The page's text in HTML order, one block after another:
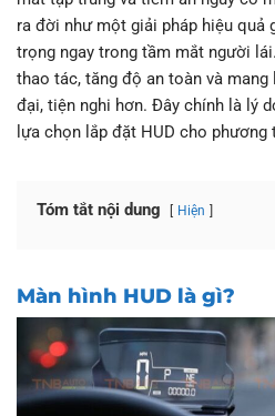
ra đời như một giải pháp hiệu quả
trọng ngay trong tầm mắt người
thao tác, tăng độ an toàn và
đại, tiện nghi hơn. Đây chính là lý
lựa chọn lắp đặt HUD cho phương
Tóm tắt nội dung Hiện
Màn hình HUD là gì?